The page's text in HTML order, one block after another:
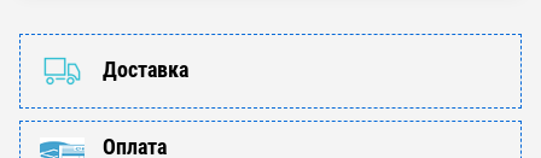
Доставка
Оплата